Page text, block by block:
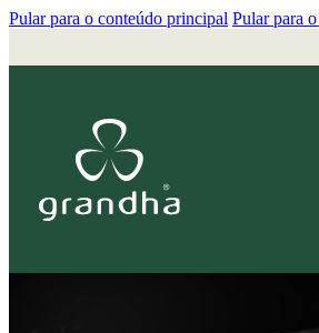
Pular para o conteúdo principal Pular para